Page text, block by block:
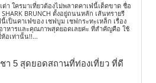
ต่า ใครมาเที่ยวต้องไม่พลาดคาเฟ่นี้เด็ดขาด ชื่อ
SHARK BRUNCH ตั้งอยู่ถนนหลัก เส้นทรายรี
เป็นคาเฟ่ของ เชฟบูม เชฟกระทะเหล็ก เรื่อง
าหารและคุณภาพสุดยอดเลยค่ะ ที่สำคัญคือ ใช้
อเท่านั้น!!...
า 5 สุดยอดสถานที่ท่องเที่ยว ที่ดี